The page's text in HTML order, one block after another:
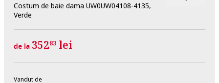
Costum de baie dama UW0UW04108-4135,
Verde
de la 35283 lei
Vandut de